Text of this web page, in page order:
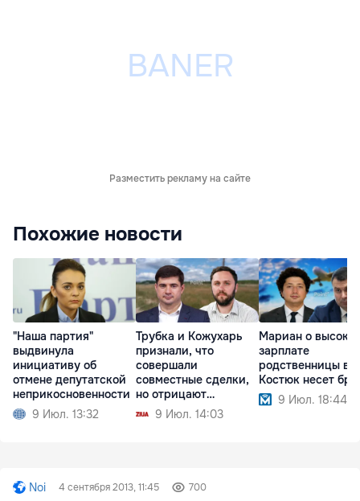
Разместить рекламу на сайте
Похожие новости
"Наша партия"
выдвинула
инициативу об
отмене депутатской
неприкосновенности
9 Июл. 13:32
Трубка и Кожухарь
признали, что
совершали
совместные сделки,
но отрицают
партнерство
9 Июл. 14:03
Мариан о
зарплате
родственницы в
Костюк несет
9 Июл. 18:44
Noi 4 сентября 2013, 11:45 700